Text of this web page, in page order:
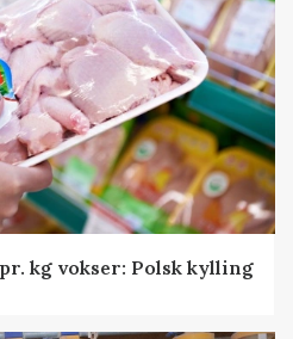
kg vokser: Polsk kylling